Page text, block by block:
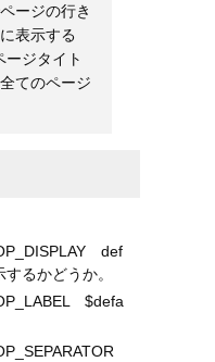
ージの行き
表示する
ージタイト
てのページ
def
るかどうか。
$defa